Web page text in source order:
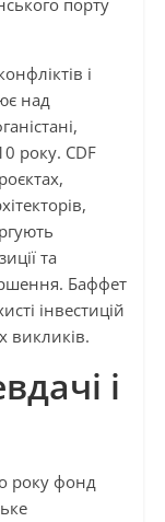
порту
і
над
року. CDF
та
Баффет
інвестицій
викликів.
і
року фонд